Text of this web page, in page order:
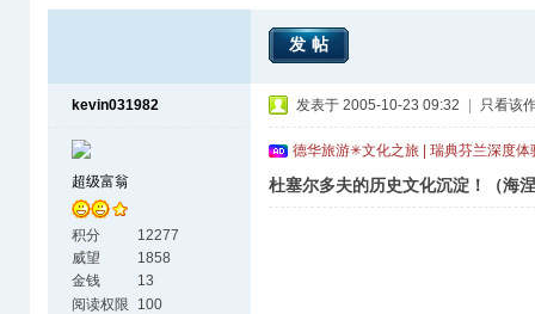
发帖
kevin031982
超级富翁
积分
12277
威望
1858
金钱
13
阅读权限
100
发表于 2005-10-23 09:32 只看该
德华旅游✳文化之旅 | 瑞典芬兰深度
杜塞尔多夫的历史文化沉淀！（海